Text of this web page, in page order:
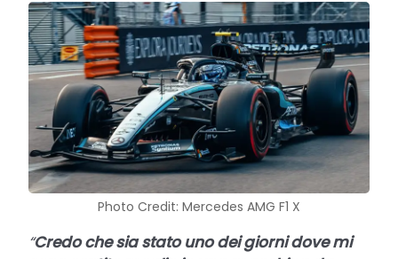
Photo Credit: Mercedes AMG F1 X
“Credo che sia stato uno dei giorni dove mi